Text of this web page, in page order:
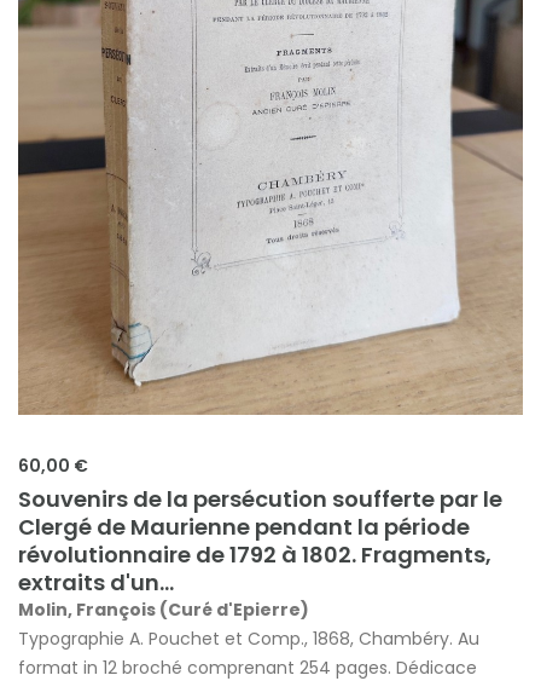
60,00 €
Souvenirs de la persécution soufferte par le
Clergé de Maurienne pendant la période
révolutionnaire de 1792 à 1802. Fragments,
extraits d'un...
Molin, François (Curé d'Epierre)
Typographie A. Pouchet et Comp., 1868, Chambéry. Au
format in 12 broché comprenant 254 pages. Dédicace